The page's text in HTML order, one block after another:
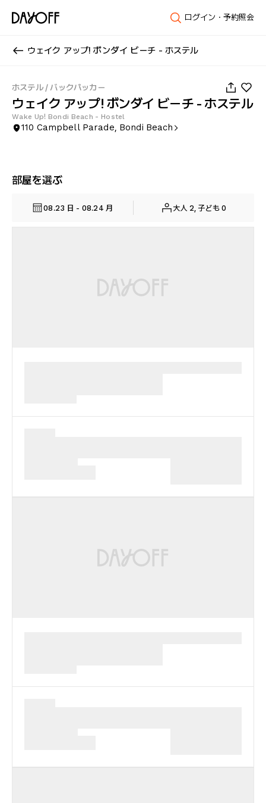
ログイン・予約照会
ウェイク アップ! ボンダイ ビーチ - ホステル
ホステル / バックパッカー
ウェイク アップ! ボンダイ ビーチ - ホステル
Wake Up! Bondi Beach - Hostel
110 Campbell Parade, Bondi Beach
部屋を選ぶ
08.23 日 - 08.24 月 大人 2, 子ども 0